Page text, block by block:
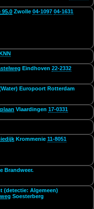
95,0 Zwolle 04-1097 04-1631
Eindhoven 22-2332
Europoort Rotterdam
Vlaardingen 17-0331
Krommenie 11-8051
Brandweer.
(detectie: Algemeen)
Soesterberg